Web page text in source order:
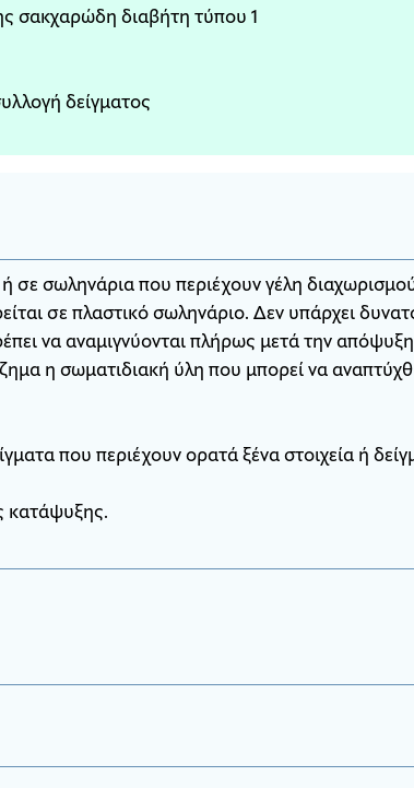
σακχαρώδη διαβήτη τύπου 1
δείγματος
σωληνάρια που περιέχουν γέλη
σε πλαστικό σωληνάριο. Δεν υπάρχει
να αναμιγνύονται πλήρως μετά την
η σωματιδιακή ύλη που μπορεί να
που περιέχουν ορατά ξένα στοιχεία ή
κατάψυξης.